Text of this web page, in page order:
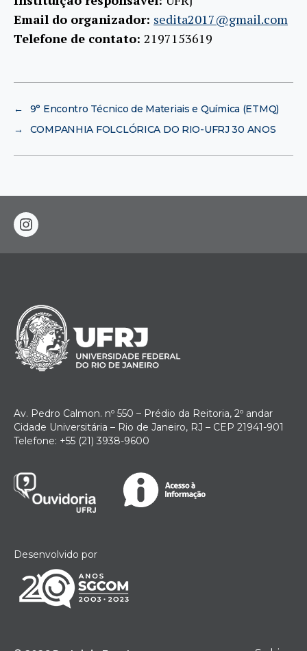
Email do organizador: sedita2017@gmail.com
Telefone de contato: 2197153619
←
9° Encontro Técnico de Materiais e Química (ETMQ)
→
COMPANHIA FOLCLÓRICA DO RIO-UFRJ 30 ANOS
instagram
Av. Pedro Calmon. nº 550 – Prédio da Reitoria, 2º andar
Cidade Universitária – Rio de Janeiro, RJ – CEP 21941-901
Telefone: +55 (21) 3938-9600
Desenvolvido por